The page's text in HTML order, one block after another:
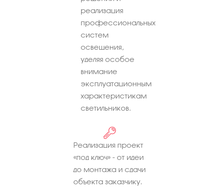
реализация
профессиональных
систем
освещения,
уделяя особое
внимание
эксплуатационным
характеристикам
светильников.
Реализация проект
«под ключ» - от идеи
до монтажа и сдачи
объекта заказчику.